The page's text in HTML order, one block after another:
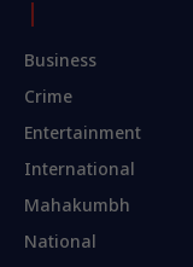
Business
Crime
Entertainment
International
Mahakumbh
National